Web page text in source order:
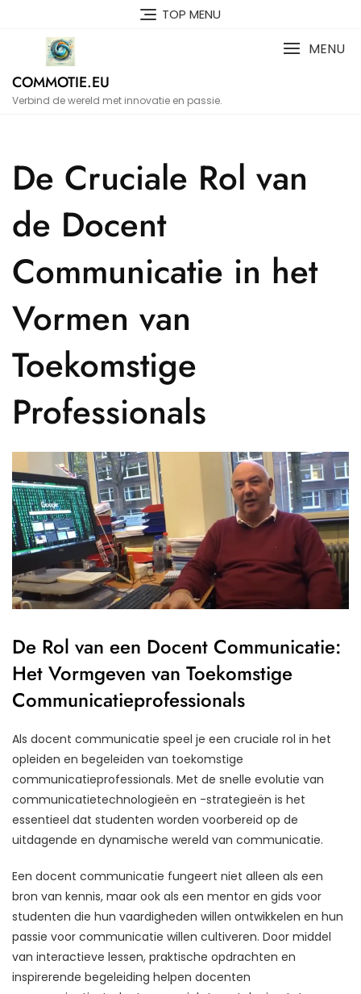
TOP MENU
COMMOTIE.EU
Verbind de wereld met innovatie en passie.
MENU
De Cruciale Rol van
de Docent
Communicatie in het
Vormen van
Toekomstige
Professionals
De Rol van een Docent Communicatie:
Het Vormgeven van Toekomstige
Communicatieprofessionals
Als docent communicatie speel je een cruciale rol in het
opleiden en begeleiden van toekomstige
communicatieprofessionals. Met de snelle evolutie van
communicatietechnologieën en -strategieën is het
essentieel dat studenten worden voorbereid op de
uitdagende en dynamische wereld van communicatie.
Een docent communicatie fungeert niet alleen als een
bron van kennis, maar ook als een mentor en gids voor
studenten die hun vaardigheden willen ontwikkelen en hun
passie voor communicatie willen cultiveren. Door middel
van interactieve lessen, praktische opdrachten en
inspirerende begeleiding helpen docenten